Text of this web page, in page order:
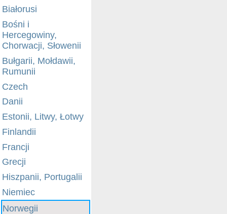
Białorusi
Bośni i
Hercegowiny,
Chorwacji, Słowenii
Bułgarii, Mołdawii,
Rumunii
Czech
Danii
Estonii, Litwy, Łotwy
Finlandii
Francji
Grecji
Hiszpanii, Portugalii
Niemiec
Norwegii